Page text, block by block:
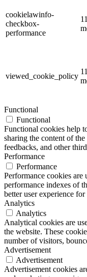
cookielawinfo-
checkbox-
performance
11
viewed_cookie_policy
11
Functional
Functional
Functional cookies help
sharing the content of
feedbacks, and other
Performance
Performance
Performance cookies are
performance indexes of
better user experience
Analytics
Analytics
Analytical cookies are
the website. These
number of visitors,
Advertisement
Advertisement
Advertisement cookies